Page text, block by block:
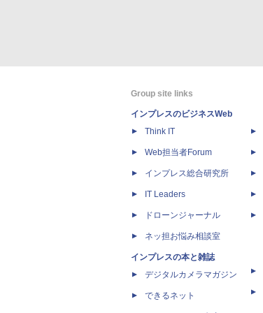
Group site links
インプレスのビジネスWeb
Think IT
Web担当者Forum
インプレス総合研究所
IT Leaders
ドローンジャーナル
ネッ担お悩み相談室
インプレスの本と雑誌
デジタルカメラマガジン
できるネット